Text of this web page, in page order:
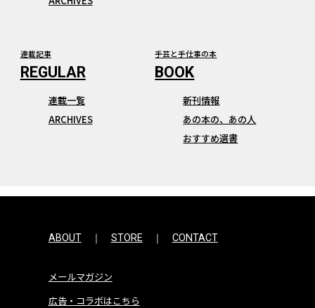
連載記事
連載一覧
ARCHIVES
手芸と手仕事の本
新刊情報
あの本の、あの人
おすすめ選書
ABOUT STORE CONTACT
メールマガジン
広告・コラボはこちら